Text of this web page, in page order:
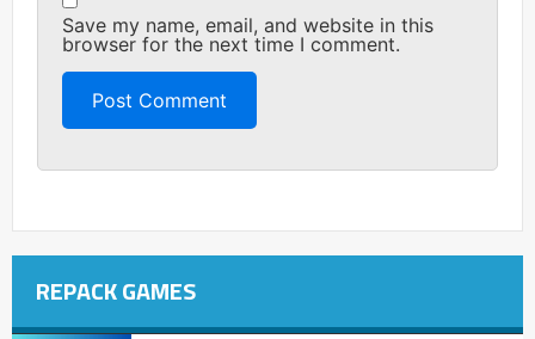
Save my name, email, and website in this
browser for the next time I comment.
REPACK GAMES